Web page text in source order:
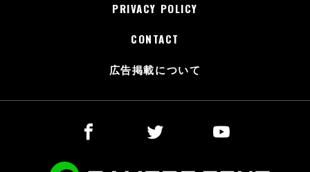
PRIVACY POLICY
CONTACT
広告掲載について